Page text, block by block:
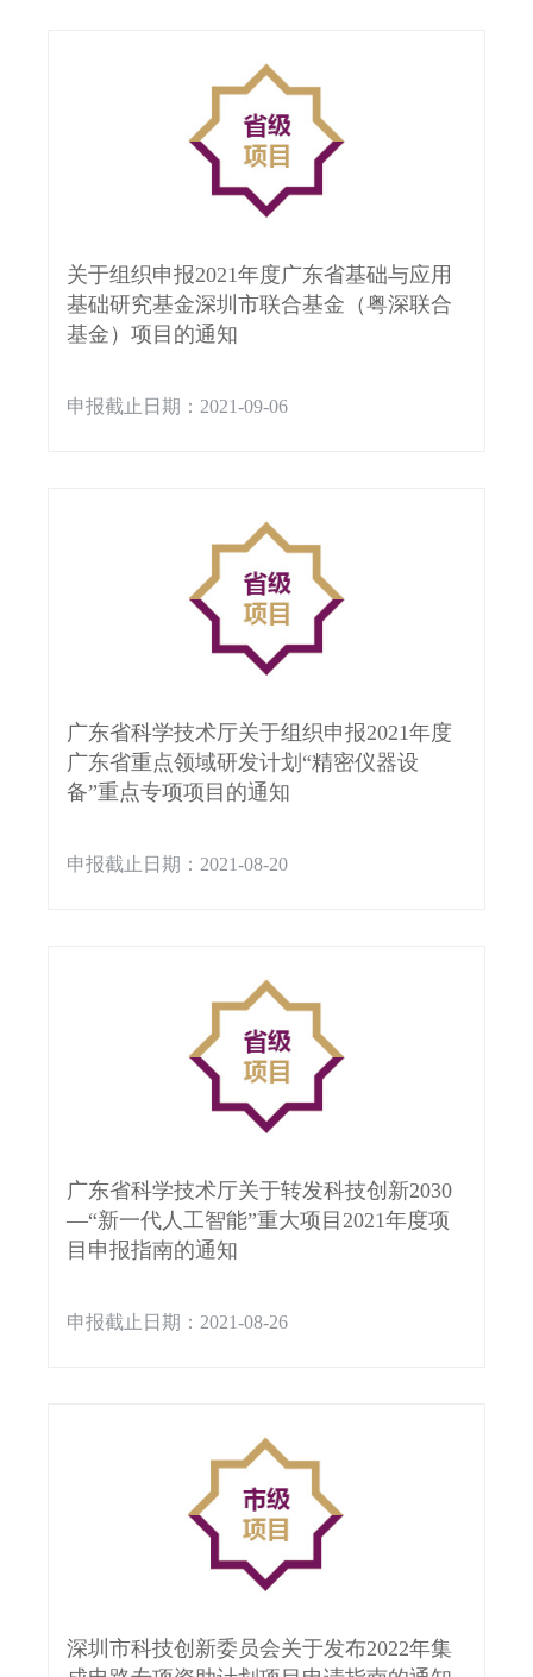
关于组织申报2021年度广东省基础与应用
基础研究基金深圳市联合基金（粤深联合
基金）项目的通知
申报截止日期：2021-09-06
广东省科学技术厅关于组织申报2021年度
广东省重点领域研发计划“精密仪器设
备”重点专项项目的通知
申报截止日期：2021-08-20
广东省科学技术厅关于转发科技创新2030
—“新一代人工智能”重大项目2021年度项
目申报指南的通知
申报截止日期：2021-08-26
深圳市科技创新委员会关于发布2022年集